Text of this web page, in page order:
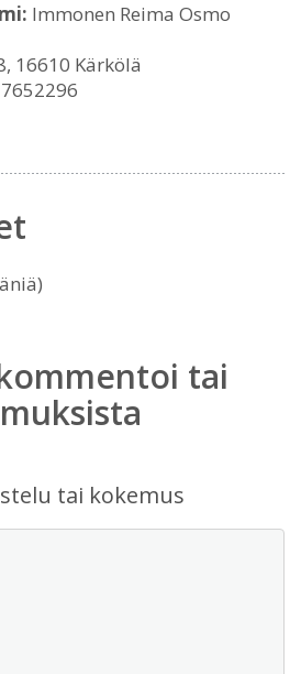
Immonen Reima Osmo
16610 Kärkölä
tai
tai kokemus